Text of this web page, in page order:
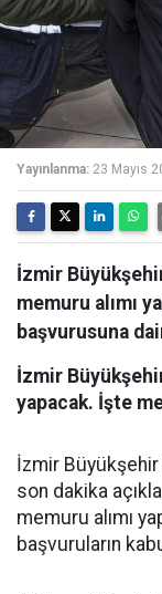
Yayınlanma: 23 Mayıs
İzmir
memuru alımı
başvurusuna
İzmir
yapacak. İşte
İzmir Büyükşehir
son dakika
memuru alımı
başvuruların